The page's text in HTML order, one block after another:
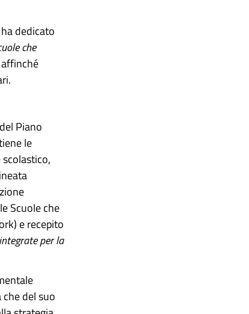
dedicato
che
Piano
le
Scuole che
e recepito
per la
del suo